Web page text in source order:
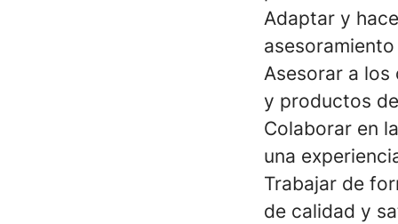
Adaptar y
Asesorar a los
y productos
Colaborar en
una
Trabajar de
de calidad y